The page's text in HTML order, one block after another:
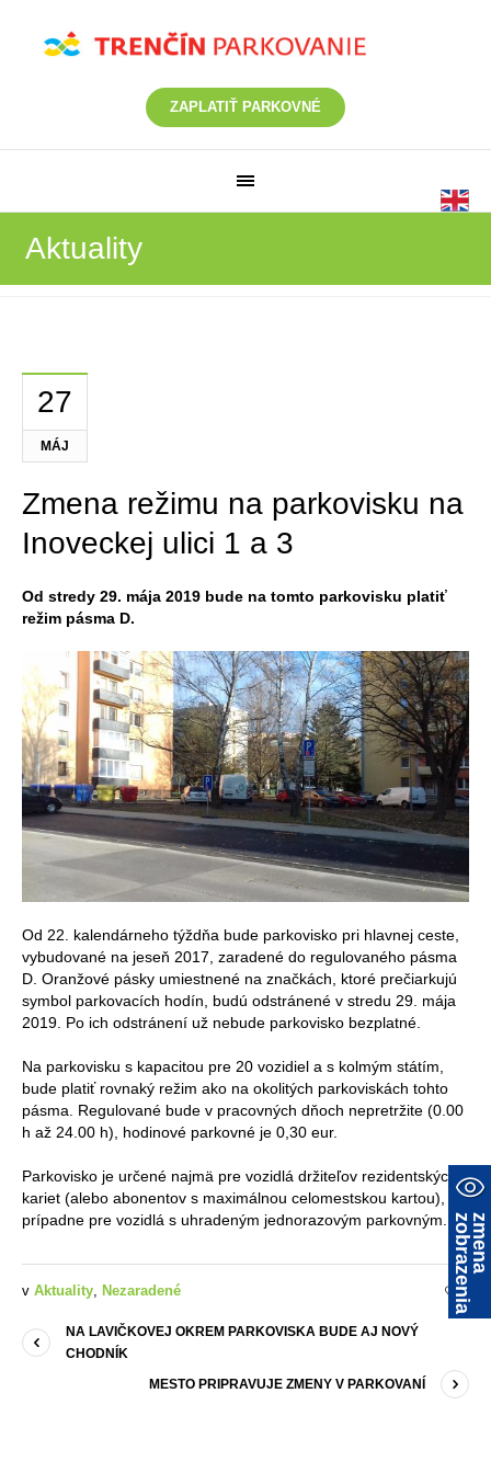
ZAPLATIŤ PARKOVNÉ
Aktuality
27
MÁJ
Zmena režimu na parkovisku na
Inoveckej ulici 1 a 3
Od stredy 29. mája 2019 bude na tomto parkovisku platiť
režim pásma D.
Od 22. kalendárneho týždňa bude parkovisko pri hlavnej ceste,
vybudované na jeseň 2017, zaradené do regulovaného pásma
D. Oranžové pásky umiestnené na značkách, ktoré prečiarkujú
symbol parkovacích hodín, budú odstránené v stredu 29. mája
2019. Po ich odstránení už nebude parkovisko bezplatné.
Na parkovisku s kapacitou pre 20 vozidiel a s kolmým státím,
bude platiť rovnaký režim ako na okolitých parkoviskách tohto
pásma. Regulované bude v pracovných dňoch nepretržite (0.00
h až 24.00 h), hodinové parkovné je 0,30 eur.
Parkovisko je určené najmä pre vozidlá držiteľov rezidentských
kariet (alebo abonentov s maximálnou celomestskou kartou),
prípadne pre vozidlá s uhradeným jednorazovým parkovným.
0
v Aktuality, Nezaradené
NA LAVIČKOVEJ OKREM PARKOVISKA BUDE AJ NOVÝ
CHODNÍK
MESTO PRIPRAVUJE ZMENY V PARKOVANÍ
z
m
e
n
a
z
o
b
r
a
z
e
n
i
a